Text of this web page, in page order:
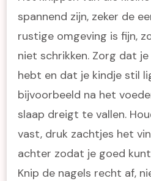
spannend zijn, zeker de
rustige omgeving is fijn,
niet schrikken. Zorg dat
hebt en dat je kindje stil
bijvoorbeeld na het
slaap dreigt te vallen.
vast, druk zachtjes het
achter zodat je goed
Knip de nagels recht af,